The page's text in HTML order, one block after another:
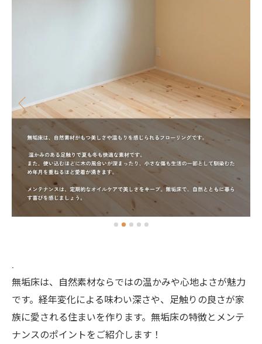
.
無垢床は、自然素材ならではの温かみや心地よさが魅力
です。経年変化による味わい深さや、足触りの良さが家
族に愛される住まいを作ります。無垢床の特徴とメンテ
ナンスのポイントをご紹介します！